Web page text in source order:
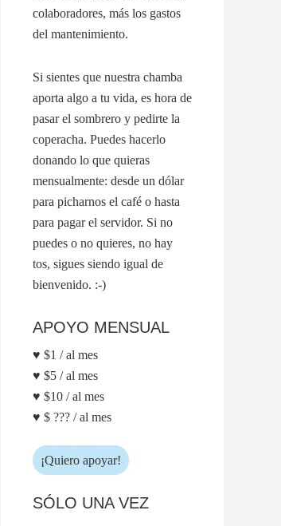
colaboradores, más los gastos
del mantenimiento.
Si sientes que nuestra chamba
aporta algo a tu vida, es hora de
pasar el sombrero y pedirte la
coperacha. Puedes hacerlo
donando lo que quieras
mensualmente: desde un dólar
para picharnos el café o hasta
para pagar el servidor. Si no
puedes o no quieres, no hay
tos, sigues siendo igual de
bienvenido. :-)
APOYO MENSUAL
♥ $1 / al mes
♥ $5 / al mes
♥ $10 / al mes
♥ $ ??? / al mes
¡Quiero apoyar!
SÓLO UNA VEZ